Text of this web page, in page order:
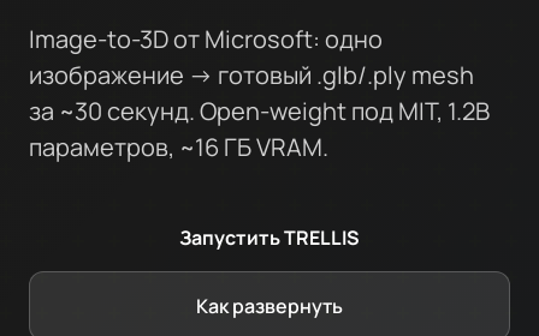
Image-to-3D от Microsoft: одно
изображение → готовый .glb/.ply mesh
за ~30 секунд. Open-weight под MIT, 1.2B
параметров, ~16 ГБ VRAM.
Запустить TRELLIS
Как развернуть